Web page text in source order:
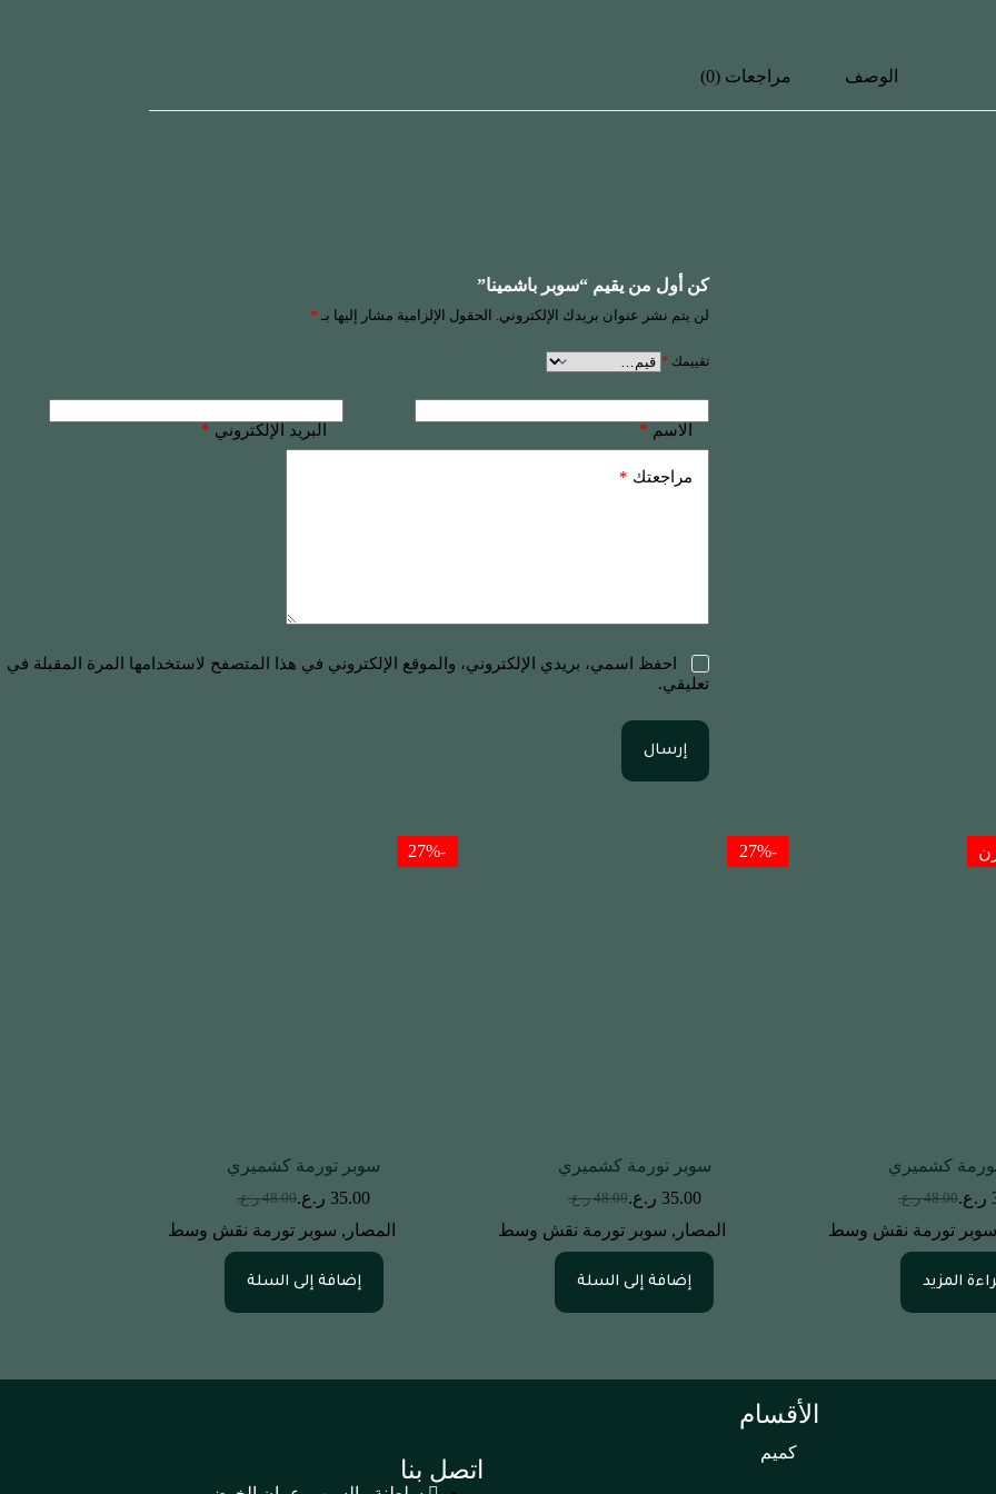
الوصف مراجعات (0)
كن أول من يقيم “سوبر باشمينا”
لن يتم نشر عنوان بريدك الإلكتروني. الحقول الإلزامية مشار إليها بـ *
تقييمك *
الاسم * البريد الإلكتروني *
مراجعتك *
احفظ اسمي، بريدي الإلكتروني، والموقع الإلكتروني في هذا المتصفح لاستخدامها المرة المقبلة في
تعليقي.
إرسال
كشميري
48.00 ر.ع.
ر.ع.
تورمة نقش وسط
المزيد
-27%
سوبر تورمة كشميري
48.00 ر.ع. 35.00 ر.ع.
المصار , سوبر تورمة نقش وسط
إضافة إلى السلة
-27%
سوبر تورمة كشميري
48.00 ر.ع. 35.00 ر.ع.
المصار , سوبر تورمة نقش وسط
إضافة إلى السلة
الأقسام
كميم
اتصل بنا